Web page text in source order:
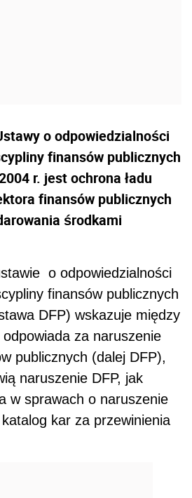
o odpowiedzialności
finansów publicznych
r. jest ochrona ładu
finansów publicznych
środkami
o odpowiedzialności
finansów publicznych
DFP) wskazuje między
za naruszenie
publicznych (dalej DFP),
naruszenie DFP, jak
w sprawach o naruszenie
kar za przewinienia